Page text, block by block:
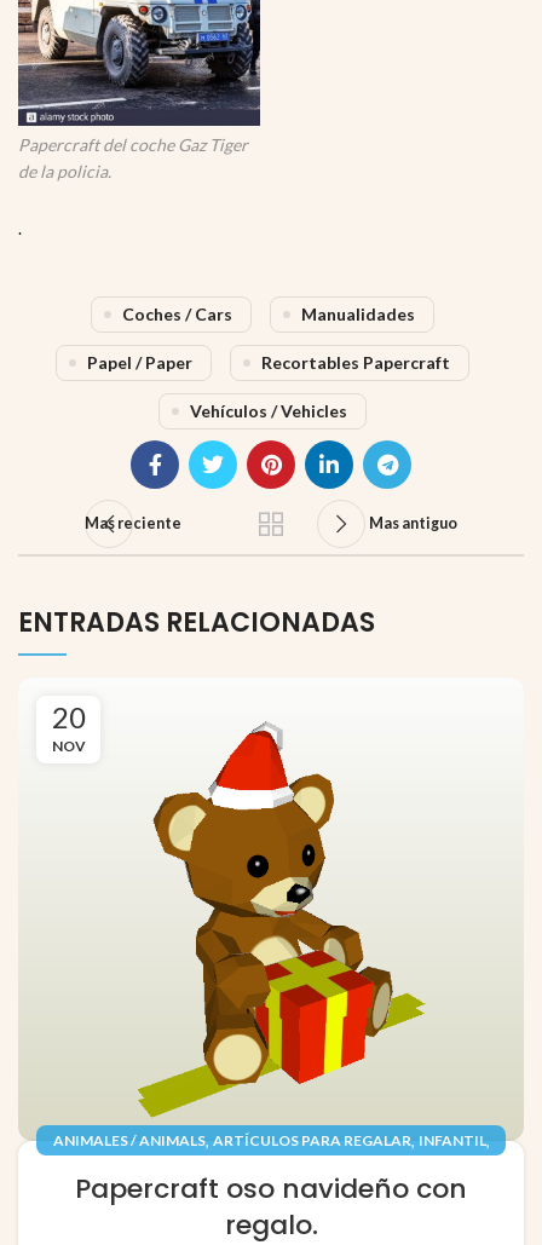
Papercraft del coche Gaz Tiger
de la policia.
.
Coches / Cars Manualidades
Papel / Paper Recortables Papercraft
Vehículos / Vehicles
Mas reciente Mas antiguo
ENTRADAS RELACIONADAS
20
NOV
ANIMALES / ANIMALS, ARTÍCULOS PARA REGALAR, INFANTIL,
RECORTABLES PAPERCRAFT
Papercraft oso navideño con
regalo.